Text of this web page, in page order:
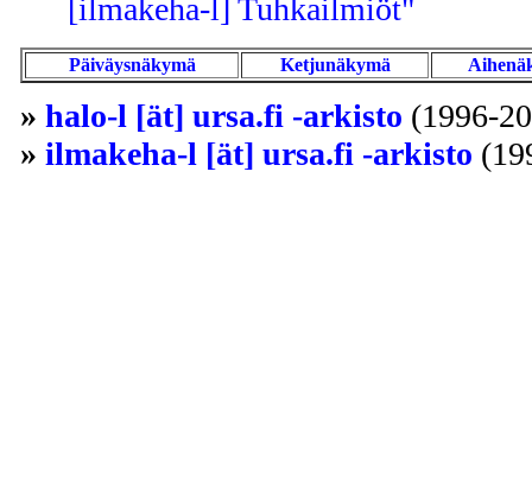
[ilmakeha-l] Tuhkailmiöt"
Päiväysnäkymä Ketjunäkymä
» halo-l [ät] ursa.fi -arkisto (1996-
» ilmakeha-l [ät] ursa.fi -arkisto